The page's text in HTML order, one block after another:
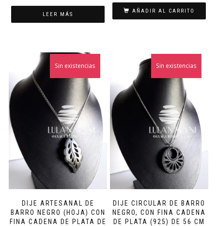
LEER MÁS
AÑADIR AL CARRITO
DIJE ARTESANAL DE
BARRO NEGRO (HOJA) CON
FINA CADENA DE PLATA DE
¡Oferta!
Sin existencias
DIJE CIRCULAR DE BARRO
NEGRO, CON FINA CADENA
DE PLATA (925) DE 56 CM
¡Oferta!
Sin existencias